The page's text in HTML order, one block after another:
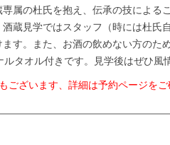
属の杜氏を抱え、伝承の技によ
蔵見学ではスタッフ（時には杜
す。また、お酒の飲めない方の
タオル付きです。見学後はぜひ風
ざいます、詳細は予約ページをご